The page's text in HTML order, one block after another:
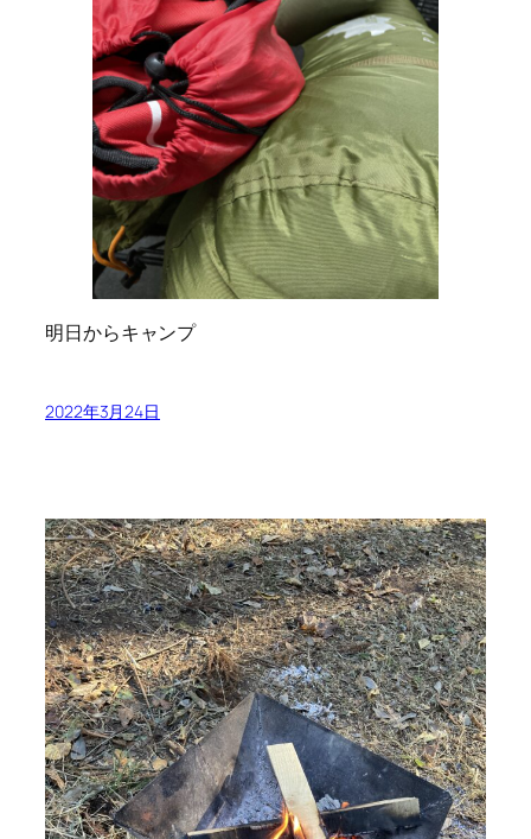
明日からキャンプ
2022年3月24日